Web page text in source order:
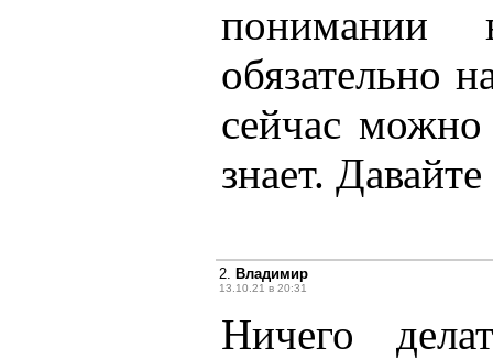
обязательно
сейчас
знает.
2. Владимир
13.10.21 в 20:31
Ничего